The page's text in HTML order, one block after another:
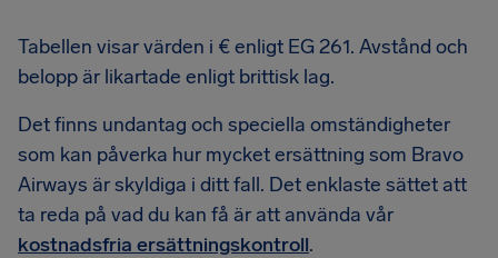
Tabellen visar värden i € enligt EG 261. Avstånd och
belopp är likartade enligt brittisk lag.
Det finns undantag och speciella omständigheter
som kan påverka hur mycket ersättning som Bravo
Airways är skyldiga i ditt fall. Det enklaste sättet att
ta reda på vad du kan få är att använda vår
kostnadsfria ersättningskontroll.